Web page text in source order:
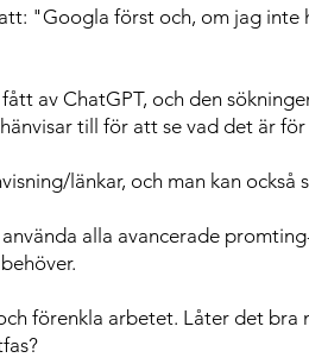
"Googla först och, om jag
av ChatGPT, och den
till för att se vad det är
länkar, och man kan också
alla avancerade
förenkla arbetet. Låter det bra